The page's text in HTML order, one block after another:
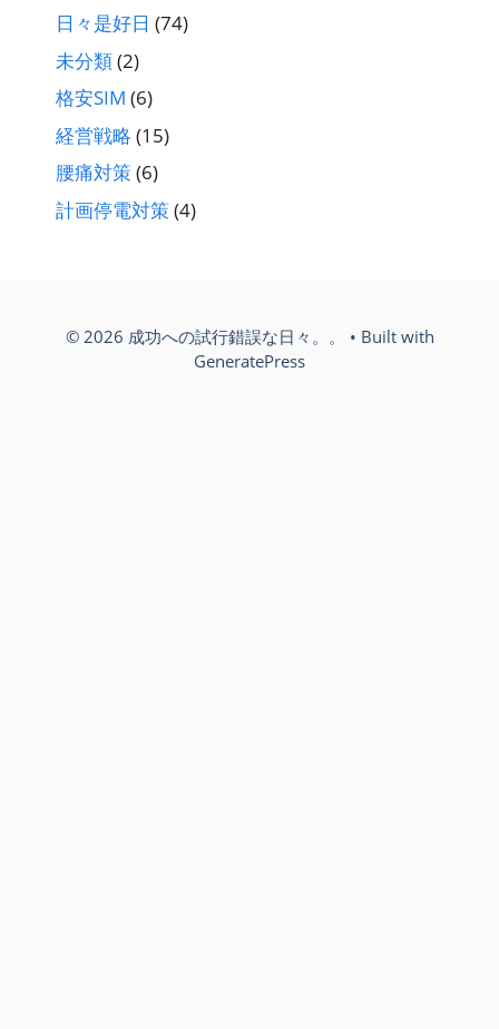
日々是好日 (74)
未分類(2)
格安SIM (6)
経営戦略 (15)
腰痛対策 (6)
計画停電対策 (4)
© 2026 成功への試行錯誤な日々。。
• Built with
GeneratePress